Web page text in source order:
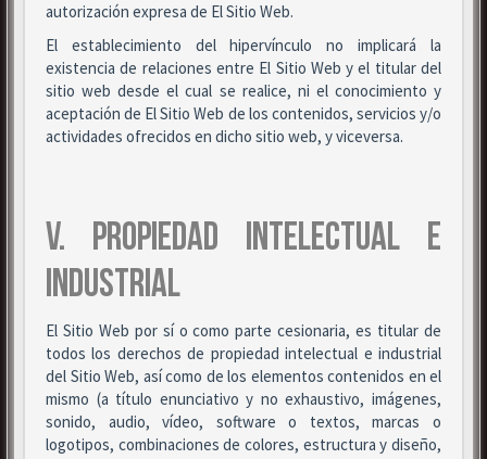
autorización expresa de El Sitio Web.
El establecimiento del hipervínculo no implicará la
existencia de relaciones entre El Sitio Web y el titular del
sitio web desde el cual se realice, ni el conocimiento y
aceptación de El Sitio Web de los contenidos, servicios y/o
actividades ofrecidos en dicho sitio web, y viceversa.
V. PROPIEDAD INTELECTUAL E
INDUSTRIAL
El Sitio Web por sí o como parte cesionaria, es titular de
todos los derechos de propiedad intelectual e industrial
del Sitio Web, así como de los elementos contenidos en el
mismo (a título enunciativo y no exhaustivo, imágenes,
sonido, audio, vídeo, software o textos, marcas o
logotipos, combinaciones de colores, estructura y diseño,